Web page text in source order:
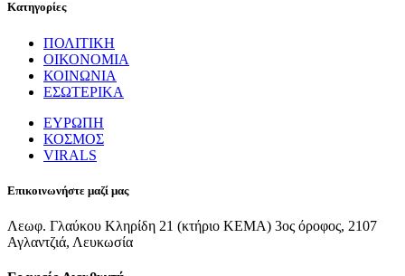
Κατηγορίες
ΠΟΛΙΤΙΚΗ
ΟΙΚΟΝΟΜΙΑ
ΚΟΙΝΩΝΙΑ
ΕΣΩΤΕΡΙΚΑ
ΕΥΡΩΠΗ
ΚΟΣΜΟΣ
VIRALS
Επικοινωνήστε μαζί μας
Λεωφ. Γλαύκου Κληρίδη 21 (κτήριο ΚΕΜΑ) 3ος όροφος, 2107
Αγλαντζιά, Λευκωσία